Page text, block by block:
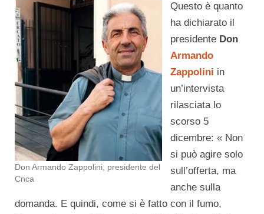
Don Armando Zappolini, presidente del
Cnca
Questo è quanto
ha dichiarato il
presidente Don
Armando
Zappolini in
un’intervista
rilasciata lo
scorso 5
dicembre: « Non
si può agire solo
sull’offerta, ma
anche sulla
domanda. E quindi, come si è fatto con il fumo,